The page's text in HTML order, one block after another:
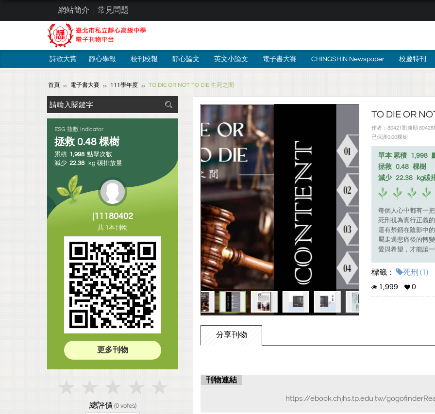
網站簡介 常見問題
詩歌大賞 靜心學報 校刊校報 靜心論文 英文小論文 電子書大賽 CHINGSHIN Newspaper 校慶特刊
首頁 電子書大賽 111學年度 TO DIE OR NOT TO DIE 生死之間
TO DIE OR
作者：80421劉康順
已保護0.00棵樹
單本 累積 1,998
拯救 0.48 棵樹
減少 22.38 kg碳
每個人心中都有一
死刑視為實行正義
還有禁錮在陰影中
屬走過悲痛後的轉
愛與希望，才能讓
標籤：
死刑 (1)
1,999
0
分享刊物
刊物連結
https://ebook.chjhs.tp.edu.tw/
ESG 指數 Indicator
拯救 0.48 棵樹
累積 1,998 點擊次數
減少 22.38 kg 碳排放量
j11180402
共 1本刊物
更多刊物
總評價 (0votes)